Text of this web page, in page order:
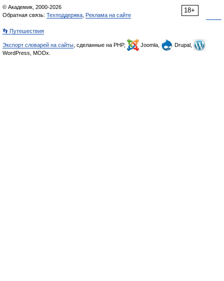
18+
© Академик, 2000-2026
Обратная связь: Техподдержка Реклама на сайте
👣 Путешествия
Экспорт словарей на сайты , сделанные на PHP, Joomla,
Drupal,
WordPress, MODx.